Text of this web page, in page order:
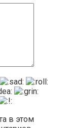
в этом